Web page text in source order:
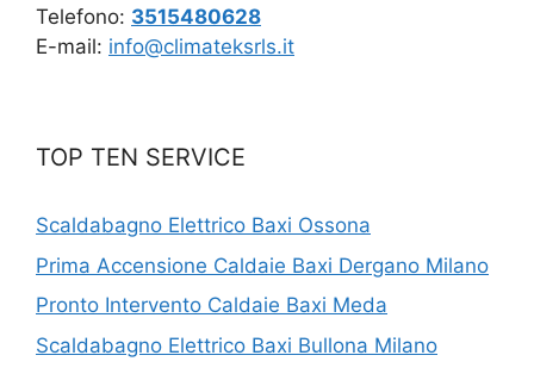
Telefono: 3515480628
E-mail: info@climateksrls.it
TOP TEN SERVICE
Scaldabagno Elettrico Baxi Ossona
Prima Accensione Caldaie Baxi Dergano Milano
Pronto Intervento Caldaie Baxi Meda
Scaldabagno Elettrico Baxi Bullona Milano